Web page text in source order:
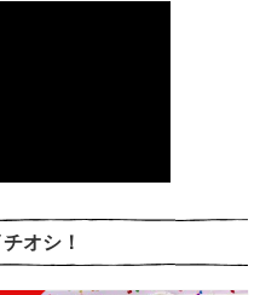
オシ！